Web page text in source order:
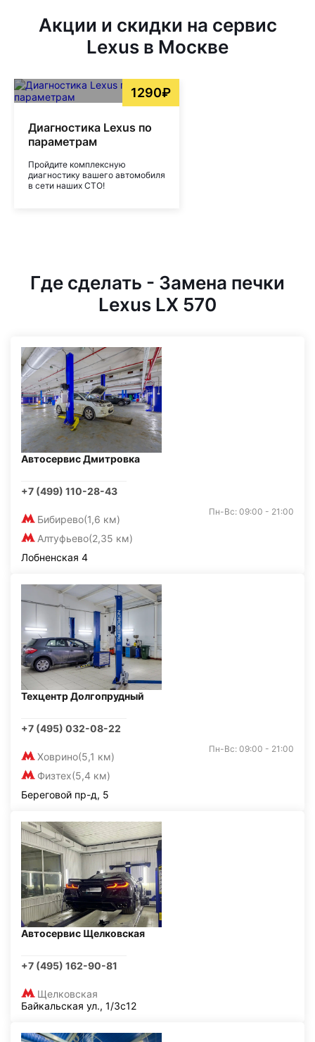
Акции и скидки на сервис
Lexus в Москве
1290₽
Диагностика Lexus по
параметрам
Пройдите комплексную
диагностику вашего автомобиля
в сети наших СТО!
Где сделать - Замена печки
Lexus LX 570
Автосервис Дмитровка
+7 (499) 110-28-43
Бибирево(1,6 км)
Алтуфьево(2,35 км)
Пн-Вс: 09:00 - 21:00
Лобненская 4
Техцентр Долгопрудный
+7 (495) 032-08-22
Ховрино(5,1 км)
Физтех(5,4 км)
Пн-Вс: 09:00 - 21:00
Береговой пр-д, 5
Автосервис Щелковская
+7 (495) 162-90-81
Щелковская
Байкальская ул., 1/3с12